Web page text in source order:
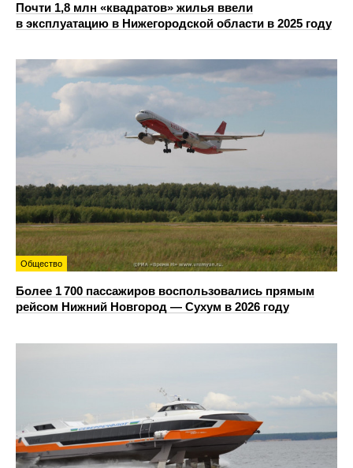
Почти 1,8 млн «квадратов» жилья ввели
в эксплуатацию в Нижегородской области в 2025 году
Общество
Более 1 700 пассажиров воспользовались прямым
рейсом Нижний Новгород — Сухум в 2026 году